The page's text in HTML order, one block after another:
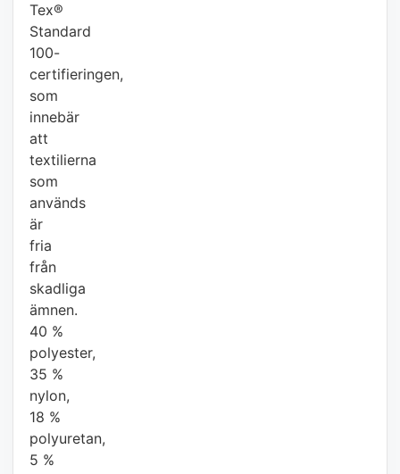
Tex®
Standard
100-
certifieringen,
som
innebär
att
textilierna
som
används
är
fria
från
skadliga
ämnen.
40 %
polyester,
35 %
nylon,
18 %
polyuretan,
5 %